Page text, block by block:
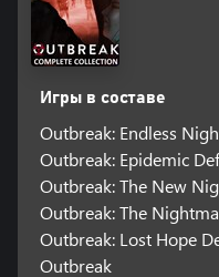
Игры в составе
Outbreak: Endless
Outbreak: Epidemic
Outbreak: The New
Outbreak: The
Outbreak: Lost Hope
Outbreak